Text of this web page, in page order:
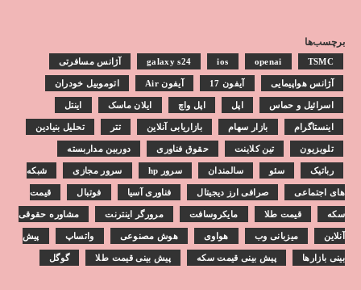
برچسب‌ها
galaxy s24 ios openai TSMC آژانس مسافرتی
آژانس هواپیمایی آیفون 17 آیفون Air اتوموبیل خودران
اسرائیل و حماس اپل اپل واچ ایلان ماسک اینتل
اینستاگرام بازار سهام بازاریابی آنلاین تتر تحلیل بنیادین
تلویزیون تین کلاینت حقوق فناوری دوربین مداربسته
رباتیک سئو سالمندان سرور hp سرور مجازی شبکه
های اجتماعی صرافی ارز دیجیتال فناوری آسیا فوتبال قیمت
سکه قیمت طلا مایکروسافت مرورگر اینترنت مشاوره حقوقی
آنلاین میزبانی وب هواوی هوش مصنوعی واتساپ پیش
بینی بازارها پیش بینی قیمت سکه پیش بینی قیمت طلا گوگل